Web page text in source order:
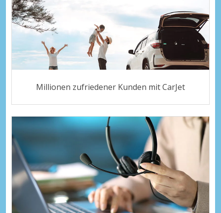
Millionen zufriedener Kunden mit CarJet